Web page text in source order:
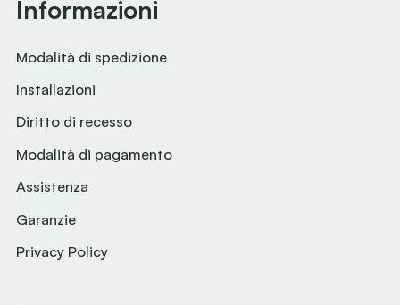
Informazioni
Modalità di spedizione
Installazioni
Diritto di recesso
Modalità di pagamento
Assistenza
Garanzie
Privacy Policy